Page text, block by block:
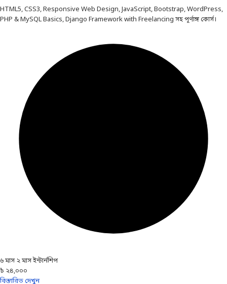
HTML5, CSS3, Responsive Web Design, JavaScript, Bootstrap, WordPress,
PHP & MySQL Basics, Django Framework with Freelancing সহ পূর্ণাঙ্গ কোর্স।
৬ মাস ২ মাস ইন্টার্নশিপ
৳ ২৪,০০০
বিস্তারিত দেখুন